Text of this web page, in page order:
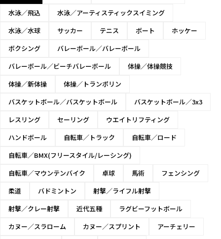
男子5,000m
男子マラソン
ードル
男子400mハ
ードル
男子3,000m
障害
男子20km競
水泳／飛込
水泳／アーティスティックスイミング
水泳／水球
サッカー テニス ボート
ホッケー
ボクシング
バレーボール／バレーボール
バレーボール／ビーチバレーボール
体操／体操競技
体操／新体操
体操／トランポリン
バスケットボール／バスケットボール
バスケットボール／3x3
レスリング
セーリング
ウエイトリフティング
ハンドボール
自転車／トラック
自転車／ロード
自転車／BMX(フリースタイル/レーシング)
自転車／マウンテンバイク
卓球 馬術
フェンシング
柔道
バドミントン
射撃／ライフル射撃
射撃／クレー射撃
近代五種
ラグビーフットボール
カヌー／スラローム
カヌー／スプリント
アーチェリー